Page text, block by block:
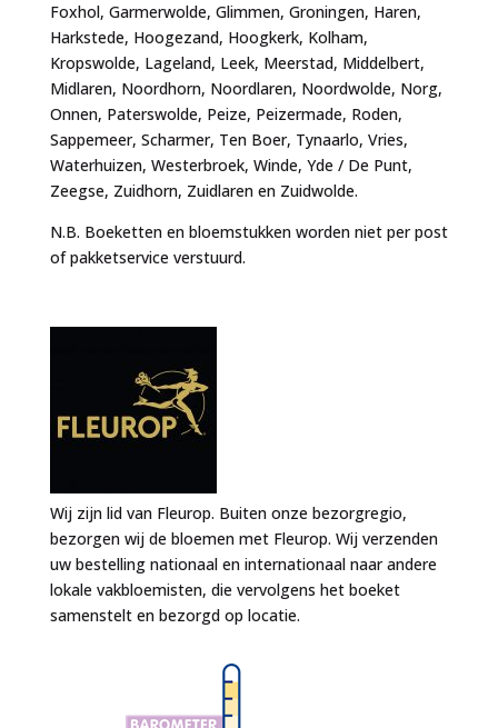
Foxhol, Garmerwolde, Glimmen, Groningen, Haren,
Harkstede, Hoogezand, Hoogkerk, Kolham,
Kropswolde, Lageland, Leek, Meerstad, Middelbert,
Midlaren, Noordhorn, Noordlaren, Noordwolde, Norg,
Onnen, Paterswolde, Peize, Peizermade, Roden,
Sappemeer, Scharmer, Ten Boer, Tynaarlo, Vries,
Waterhuizen, Westerbroek, Winde, Yde / De Punt,
Zeegse, Zuidhorn, Zuidlaren en Zuidwolde.
N.B. Boeketten en bloemstukken worden niet per post
of pakketservice verstuurd.
Wij zijn lid van Fleurop. Buiten onze bezorgregio,
bezorgen wij de bloemen met Fleurop. Wij verzenden
uw bestelling nationaal en internationaal naar andere
lokale vakbloemisten, die vervolgens het boeket
samenstelt en bezorgd op locatie.